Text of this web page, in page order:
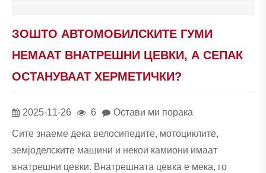
ЗОШТО АВТОМОБИЛСКИТЕ ГУМИ
НЕМААТ ВНАТРЕШНИ ЦЕВКИ, А СЕПАК
ОСТАНУВААТ ХЕРМЕТИЧКИ?
2025-11-26 6 Остави ми порака
Сите знаеме дека велосипедите, мотоциклите,
земјоделските машини и некои камиони имаат
внатрешни цевки. Внатрешната цевка е мека, го